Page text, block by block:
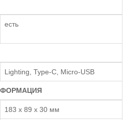
есть
Lighting, Type-C, Micro-USB
183 x 89 x 30 мм